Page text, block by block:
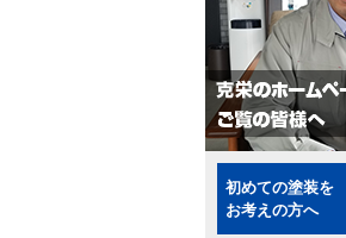
初めての塗装を
お考えの方へ